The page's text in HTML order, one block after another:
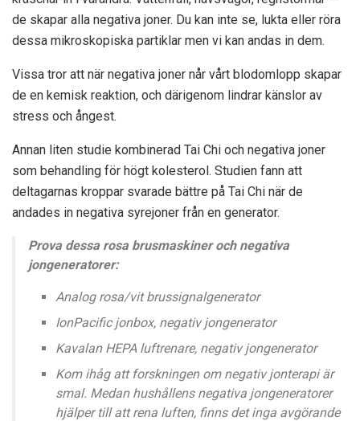
de skapar alla negativa joner. Du kan inte se, lukta eller röra
dessa mikroskopiska partiklar men vi kan andas in dem.
Vissa tror att när negativa joner når vårt blodomlopp skapar
de en kemisk reaktion, och därigenom lindrar känslor av
stress och ångest.
Annan liten studie kombinerad Tai Chi och negativa joner
som behandling för högt kolesterol. Studien fann att
deltagarnas kroppar svarade bättre på Tai Chi när de
andades in negativa syrejoner från en generator.
Prova dessa rosa brusmaskiner och negativa
jongeneratorer:
Analog rosa/vit brussignalgenerator
IonPacific jonbox, negativ jongenerator
Kavalan HEPA luftrenare, negativ jongenerator
Kom ihåg att forskningen om negativ jonterapi är
smal. Medan hushållens negativa jongeneratorer
hjälper till att rena luften, finns det inga avgörande